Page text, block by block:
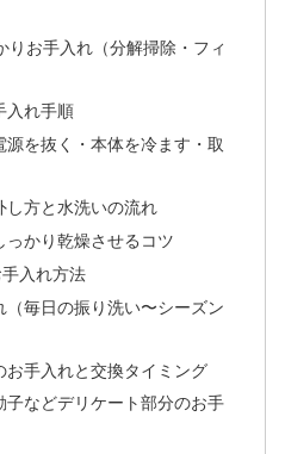
りお手入れ（分解掃除・フィ
入れ手順
源を抜く・本体を冷ます・取
し方と水洗いの流れ
かり乾燥させるコツ
入れ方法
毎日の振り洗い〜シーズン
お手入れと交換タイミング
子などデリケート部分のお手